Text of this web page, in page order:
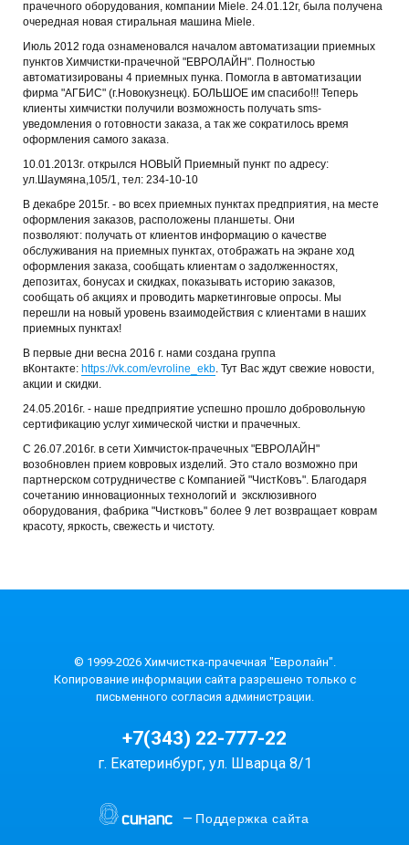
прачечного оборудования, компании Miele. 24.01.12г, была получена
очередная новая стиральная машина Miele.
Июль 2012 года ознаменовался началом автоматизации приемных
пунктов Химчистки-прачечной "ЕВРОЛАЙН". Полностью
автоматизированы 4 приемных пунка. Помогла в автоматизации
фирма "АГБИС" (г.Новокузнецк). БОЛЬШОЕ им спасибо!!! Теперь
клиенты химчистки получили возможность получать sms-
уведомления о готовности заказа, а так же сократилось время
оформления самого заказа.
10.01.2013г. открылся НОВЫЙ Приемный пункт по адресу:
ул.Шаумяна,105/1, тел: 234-10-10
В декабре 2015г. - во всех приемных пунктах предприятия, на месте
оформления заказов, расположены планшеты. Они
позволяют: получать от клиентов информацию о качестве
обслуживания на приемных пунктах, отображать на экране ход
оформления заказа, сообщать клиентам о задолженностях,
депозитах, бонусах и скидках, показывать историю заказов,
сообщать об акциях и проводить маркетинговые опросы. Мы
перешли на новый уровень взаимодействия с клиентами в наших
приемных пунктах!
В первые дни весна 2016 г. нами создана группа
вКонтакте: https://vk.com/evroline_ekb. Тут Вас ждут свежие новости,
акции и скидки.
24.05.2016г. - наше предприятие успешно прошло добровольную
сертификацию услуг химической чистки и прачечных.
C 26.07.2016г. в сети Химчисток-прачечных "ЕВРОЛАЙН"
возобновлен прием ковровых изделий. Это стало возможно при
партнерском сотрудничестве с Компанией "ЧистКовъ". Благодаря
сочетанию инновационных технологий и эксклюзивного
оборудования, фабрика "Чистковъ" более 9 лет возвращает коврам
красоту, яркость, свежесть и чистоту.
© 1999-2026 Химчистка-прачечная "Евролайн".
Копирование информации сайта разрешено только с
письменного согласия администрации.
+7(343) 22-777-22
г. Екатеринбург, ул. Шварца 8/1
— Поддержка сайта